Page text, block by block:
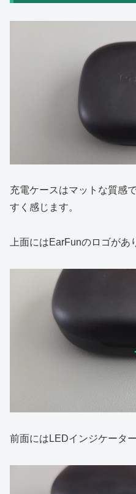
充電ケースはマットな質感
すく感じます。
上面にはEarFunのロゴがあ
前面にはLEDインジケータ